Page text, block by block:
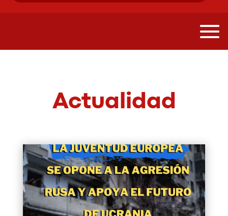
Actualidad